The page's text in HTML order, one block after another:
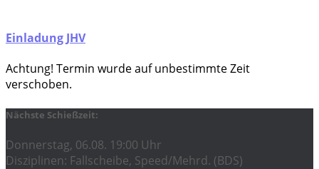
Einladung JHV
Ach­tung! Ter­min wur­de auf unbe­stimm­te Zeit
verschoben.
Nächste Schießzeit:
Donnerstag, 06.08. 19:00 Uhr
Disziplinen: Fallscheibe, Speed/Mehrd. (BDS)